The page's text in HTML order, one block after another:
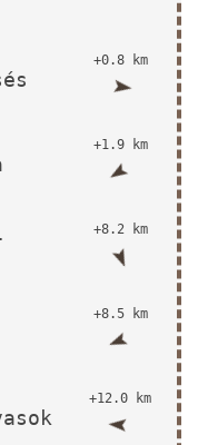
+0.8 km
+1.9 km
+8.2 km
+8.5 km
+12.0 km